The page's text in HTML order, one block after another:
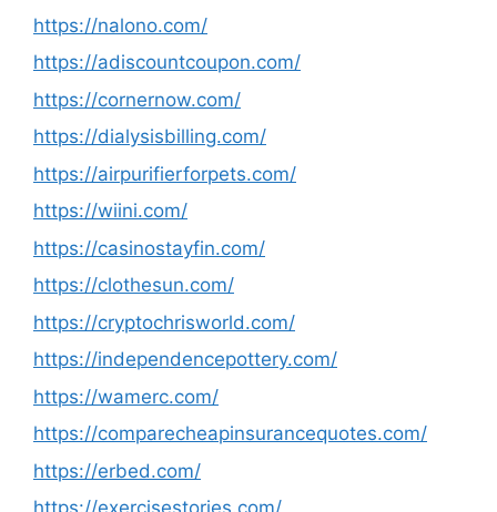
https://nalono.com/
https://adiscountcoupon.com/
https://cornernow.com/
https://dialysisbilling.com/
https://airpurifierforpets.com/
https://wiini.com/
https://casinostayfin.com/
https://clothesun.com/
https://cryptochrisworld.com/
https://independencepottery.com/
https://wamerc.com/
https://comparecheapinsurancequotes.com/
https://erbed.com/
https://exercisestories.com/